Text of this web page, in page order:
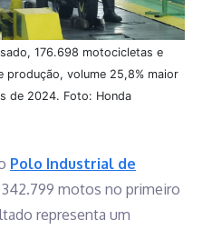
176.698 motocicletas e
produção, volume 25,8% maior
de 2024. Foto: Honda
Polo Industrial de
motos no primeiro
representa um